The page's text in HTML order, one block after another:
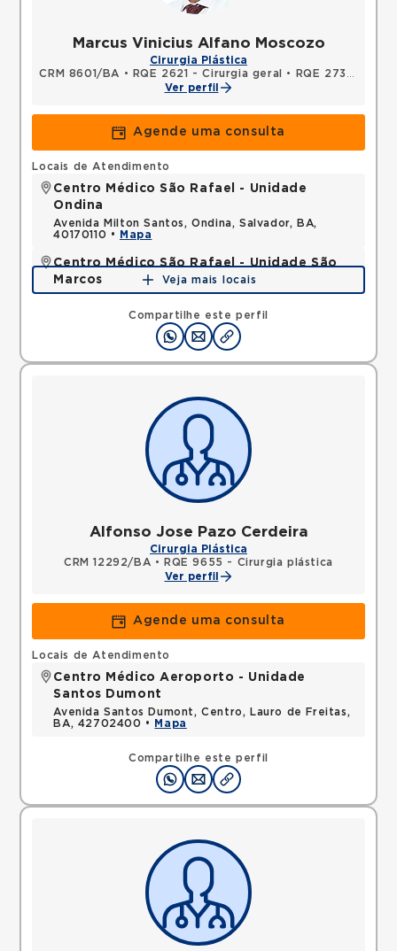
Marcus Vinicius Alfano Moscozo
Cirurgia Plástica
CRM 8601/BA • RQE 2621 - Cirurgia geral •
RQE 2730 - Cirurgia plástica
Ver perfil
Agende uma consulta
Compartilhe este perfil
Locais de Atendimento
Centro Médico São Rafael - Unidade
Ondina
Avenida Milton Santos, Ondina, Salvador, BA,
40170110 •
Mapa
Centro Médico São Rafael - Unidade São
Marcos
Rua Sao Rafael, Sao Marcos, Salvador, BA,
Mapa
Veja mais locais
Alfonso Jose Pazo Cerdeira
Cirurgia Plástica
CRM 12292/BA •
RQE 9655 - Cirurgia plástica
Ver perfil
Agende uma consulta
Compartilhe este perfil
Locais de Atendimento
Centro Médico Aeroporto - Unidade
Santos Dumont
Avenida Santos Dumont, Centro, Lauro de Freitas,
BA, 42702400 •
Mapa